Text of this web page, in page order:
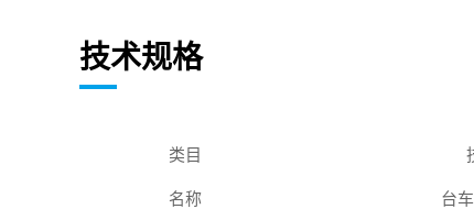
技术规格
类目
名称 台